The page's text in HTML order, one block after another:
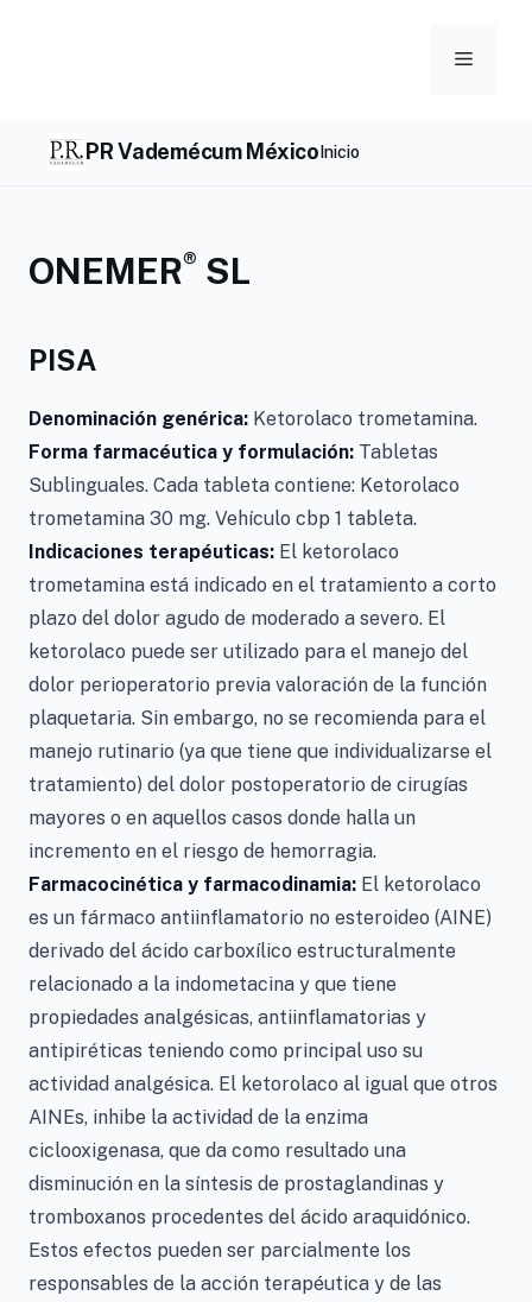
Menu
PR Vademécum MéxicoInicio
ONEMER® SL
PISA
Denominación genérica: Ketorolaco trometamina.
Forma farmacéutica y formulación: Tabletas
Sublinguales. Cada tableta contiene: Ketorolaco
trometamina 30 mg. Vehículo cbp 1 tableta.
Indicaciones terapéuticas: El ketorolaco
trometamina está indicado en el tratamiento a corto
plazo del dolor agudo de moderado a severo. El
ketorolaco puede ser utilizado para el manejo del
dolor perioperatorio previa valoración de la función
plaquetaria. Sin embargo, no se recomienda para el
manejo rutinario (ya que tiene que individualizarse el
tratamiento) del dolor postoperatorio de cirugías
mayores o en aquellos casos donde halla un
incremento en el riesgo de hemorragia.
Farmacocinética y farmacodinamia: El ketorolaco
es un fármaco antiinflamatorio no esteroideo (AINE)
derivado del ácido carboxílico estructuralmente
relacionado a la indometacina y que tiene
propiedades analgésicas, antiinflamatorias y
antipiréticas teniendo como principal uso su
actividad analgésica. El ketorolaco al igual que otros
AINEs, inhibe la actividad de la enzima
ciclooxigenasa, que da como resultado una
disminución en la síntesis de prostaglandinas y
tromboxanos procedentes del ácido araquidónico.
Estos efectos pueden ser parcialmente los
responsables de la acción terapéutica y de las